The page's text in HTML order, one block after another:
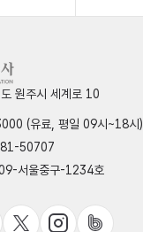
원주시 세계로 10
(유료, 평일 09시~18시)
50707
서울중구-1234호